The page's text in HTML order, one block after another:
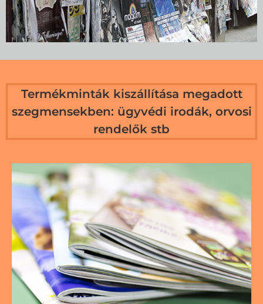
Termékminták kiszállítása megadott
szegmensekben: ügyvédi irodák, orvosi
rendelők stb